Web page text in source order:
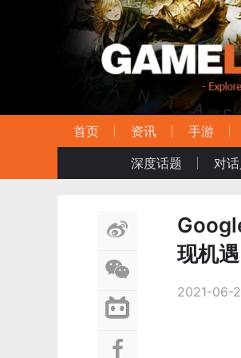
首页 资讯 手游
深度话题
对
现机遇
2021-06-